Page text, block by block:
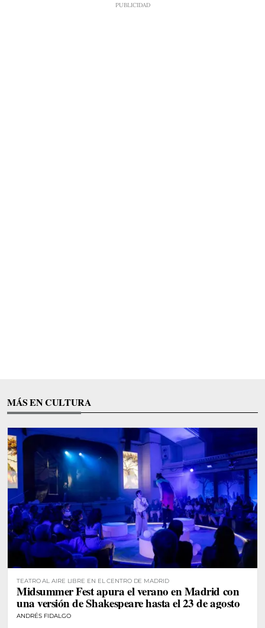
MÁS EN CULTURA
TEATRO AL AIRE LIBRE EN EL CENTRO DE MADRID
Midsummer Fest apura el verano en Madrid con
una versión de Shakespeare hasta el 23 de agosto
ANDRÉS FIDALGO